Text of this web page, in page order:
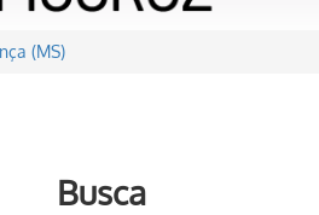
(MS)
Busca